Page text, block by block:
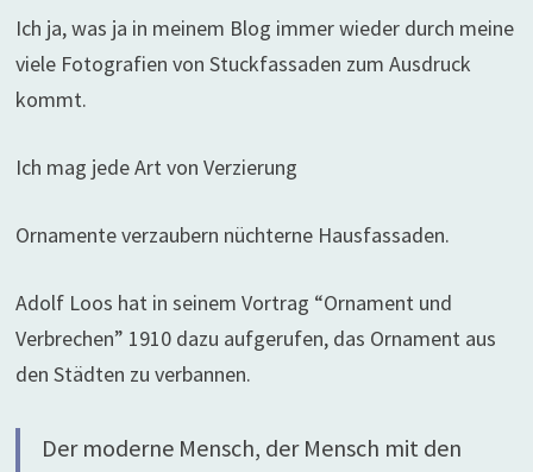
Ich ja, was ja in meinem Blog immer wieder durch meine
viele Fotografien von Stuckfassaden zum Ausdruck
kommt.
Ich mag jede Art von Verzierung
Ornamente verzaubern nüchterne Hausfassaden.
Adolf Loos hat in seinem Vortrag “Ornament und
Verbrechen” 1910 dazu aufgerufen, das Ornament aus
den Städten zu verbannen.
Der moderne Mensch, der Mensch mit den